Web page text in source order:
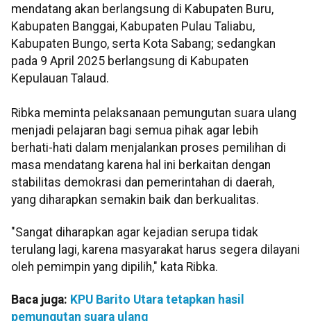
mendatang akan berlangsung di Kabupaten Buru,
Kabupaten Banggai, Kabupaten Pulau Taliabu,
Kabupaten Bungo, serta Kota Sabang; sedangkan
pada 9 April 2025 berlangsung di Kabupaten
Kepulauan Talaud.
Ribka meminta pelaksanaan pemungutan suara ulang
menjadi pelajaran bagi semua pihak agar lebih
berhati-hati dalam menjalankan proses pemilihan di
masa mendatang karena hal ini berkaitan dengan
stabilitas demokrasi dan pemerintahan di daerah,
yang diharapkan semakin baik dan berkualitas.
"Sangat diharapkan agar kejadian serupa tidak
terulang lagi, karena masyarakat harus segera dilayani
oleh pemimpin yang dipilih," kata Ribka.
Baca juga: KPU Barito Utara tetapkan hasil
pemungutan suara ulang